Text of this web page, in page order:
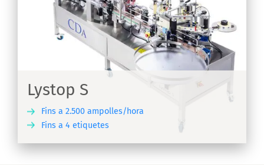
Lystop S
Fins a 2.500 ampolles/hora
Fins a 4 etiquetes